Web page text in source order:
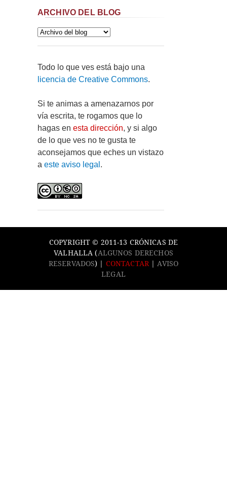
ARCHIVO DEL BLOG
Todo lo que ves está bajo una
licencia de Creative Commons.
Si te animas a amenazarnos por
vía escrita, te rogamos que lo
hagas en esta dirección, y si algo
de lo que ves no te gusta te
aconsejamos que eches un vistazo
a este aviso legal .
COPYRIGHT © 2011-13 CRÓNICAS DE
VALHALLA (ALGUNOS DERECHOS
RESERVADOS) | CONTACTAR
AVISO
LEGAL